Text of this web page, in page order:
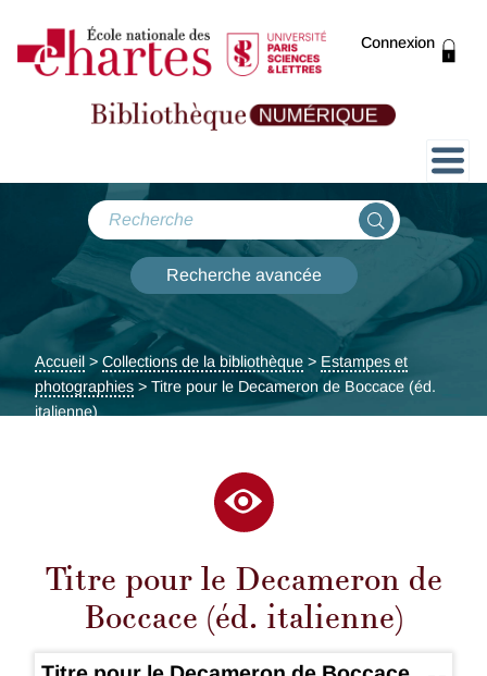
Connexion
Présentation
Collections
Expositions
ThENC@
Recherche avancée
Accueil > Collections de la bibliothèque > Estampes et
photographies > Titre pour le Decameron de Boccace (éd.
italienne)
Titre pour le Decameron de
Boccace (éd. italienne)